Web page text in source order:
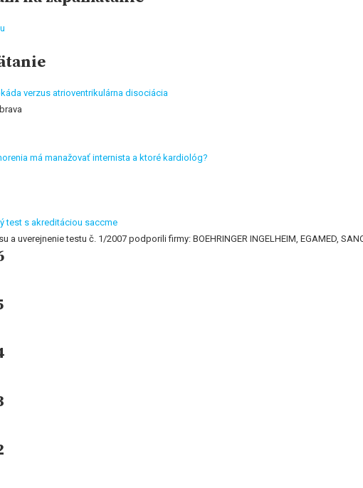
verzus atrioventrikulárna disociácia
má manažovať internista a ktoré kardiológ?
test s akreditáciou saccme
uverejnenie testu č. 1/2007 podporili firmy: BOEHRINGER INGELHEIM, EGAMED,